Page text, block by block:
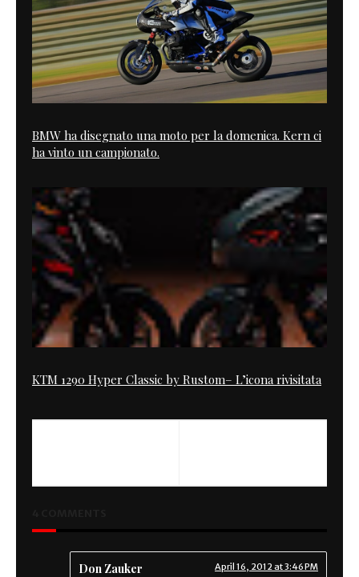
BMW ha disegnato una moto per la domenica. Kern ci
ha vinto un campionato.
KTM 1290 Hyper Classic by Rustom– L’icona rivisitata
Don Zauker April 16, 2012 at 3:46 PM